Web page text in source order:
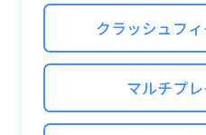
超越の果実は以下の3
「超越の果実」・・・
破の拡張可能値+1上昇
「メガ超越の果実」・
クラッシュフ
マルチプ